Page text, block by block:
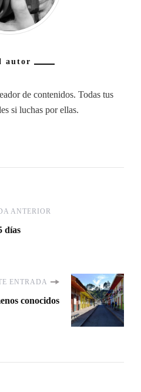
autor
de contenidos. Todas tus
si luchas por ellas.
ANTERIOR
días
ENTRADA
conocidos